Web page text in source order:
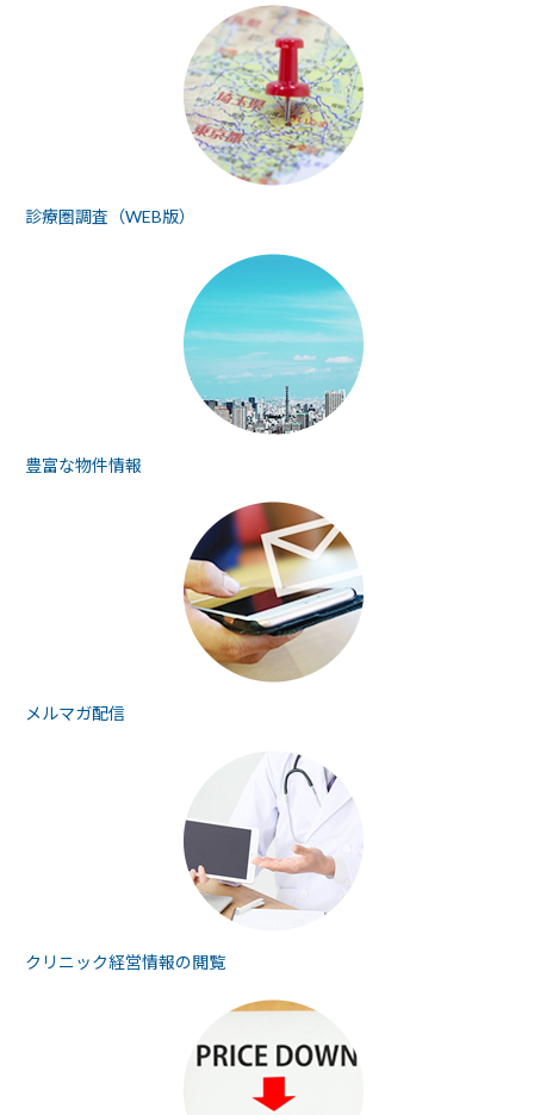
診療圏調査（WEB版）
豊富な物件情報
メルマガ配信
クリニック経営情報の閲覧